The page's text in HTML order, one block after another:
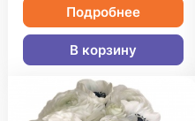
Подробнее
В корзину